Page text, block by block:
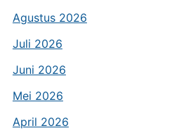
Agustus 2026
Juli 2026
Juni 2026
Mei 2026
April 2026